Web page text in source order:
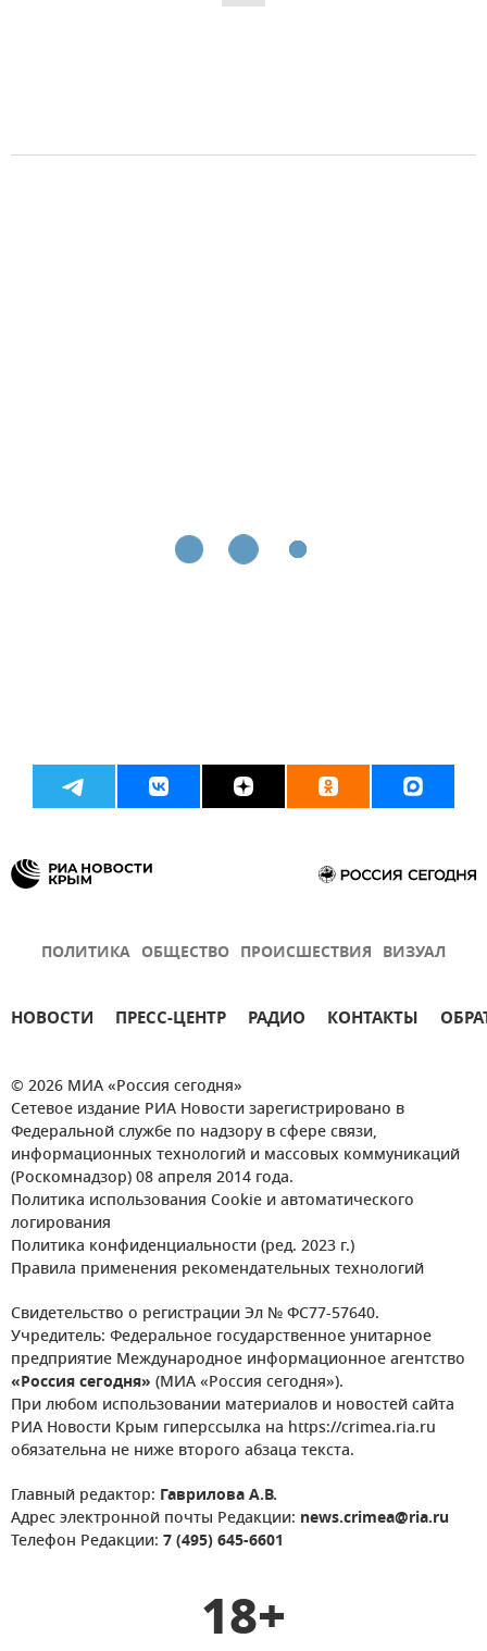
ПОЛИТИКА ОБЩЕСТВО ПРОИСШЕСТВИЯ ВИЗУАЛ
НОВОСТИ ПРЕСС-ЦЕНТР РАДИО КОНТАКТЫ
© 2026 МИА «Россия сегодня»
Сетевое издание РИА Новости зарегистрировано в
Федеральной службе по надзору в сфере связи,
информационных технологий и массовых коммуникаций
(Роскомнадзор) 08 апреля 2014 года.
Политика использования Cookie и автоматического
логирования
Политика конфиденциальности (ред. 2023 г.)
Правила применения рекомендательных технологий
Свидетельство о регистрации Эл № ФС77-57640.
Учредитель: Федеральное государственное унитарное
предприятие Международное информационное агентство
«Россия сегодня» (МИА «Россия сегодня»).
При любом использовании материалов и новостей сайта
РИА Новости Крым гиперссылка на https://crimea.ria.ru
обязательна не ниже второго абзаца текста.
Главный редактор: Гаврилова А.В.
Адрес электронной почты Редакции: news.crimea@ria.ru
Телефон Редакции: 7 (495) 645-6601
18+